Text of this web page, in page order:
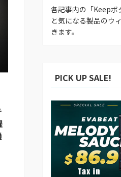
各記事内の「Keepボ
と気になる製品のウ
きます。
PICK UP SALE!